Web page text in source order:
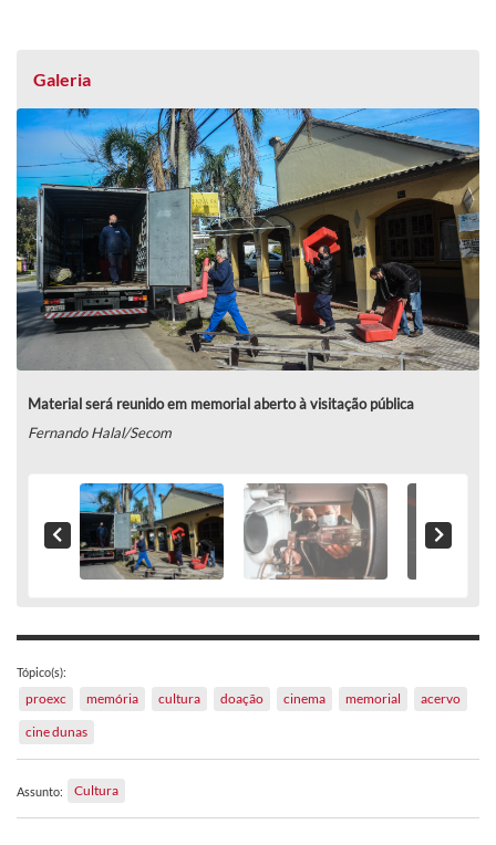
Galeria
Material será reunido em memorial aberto à visitação pública
Fernando Halal/Secom
Tópico(s):
proexc memória cultura doação cinema memorial
acervo
cine dunas
Assunto: Cultura